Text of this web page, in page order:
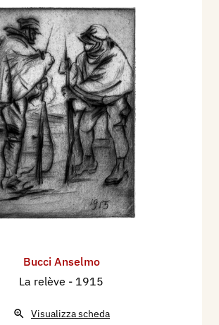
Bucci Anselmo
La relève - 1915
Visualizza scheda